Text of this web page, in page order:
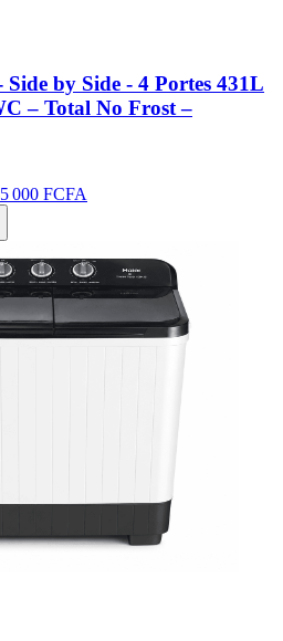
by Side - 4 Portes 431L
– Total No Frost –
000 FCFA